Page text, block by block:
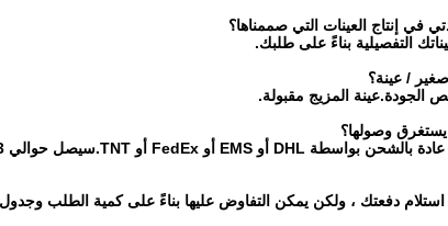
إنتاج العينات التي صممناها؟
التفصيلية بناءً على طلبك.
/ عينة؟
الجودة.عينة المزيج مقبولة.
وصولها؟